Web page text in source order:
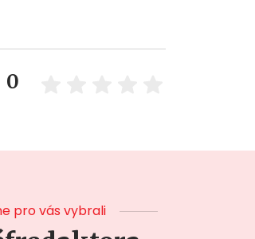
0
pro vás vybrali